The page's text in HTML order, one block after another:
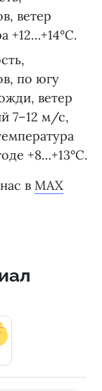
ветер
+12…+14°С.
по югу
ветер
7–12 м/с,
+8…+13°С.
в MAX